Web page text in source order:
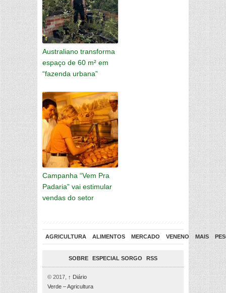
Australiano transforma
espaço de 60 m² em
“fazenda urbana”
Campanha “Vem Pra
Padaria” vai estimular
vendas do setor
AGRICULTURA ALIMENTOS MERCADO VENENO MAIS
SOBRE ESPECIAL SORGO RSS
© 2017, ↑ Diário
Verde – Agricultura